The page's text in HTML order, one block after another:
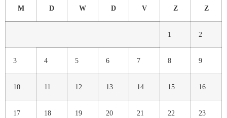
M D W D V Z Z
1 2
3 4 5 6 7 8 9
10 11 12 13 14 15 16
17 18 19 20 21 22 23